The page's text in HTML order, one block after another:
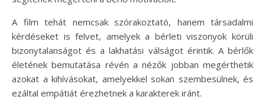
A film tehát nemcsak szórakoztató, hanem társadalmi
kérdéseket is felvet, amelyek a bérleti viszonyok körüli
bizonytalanságot és a lakhatási válságot érintik. A bérlők
életének bemutatása révén a nézők jobban megérthetik
azokat a kihívásokat, amelyekkel sokan szembesülnek, és
ezáltal empátiát érezhetnek a karakterek iránt.